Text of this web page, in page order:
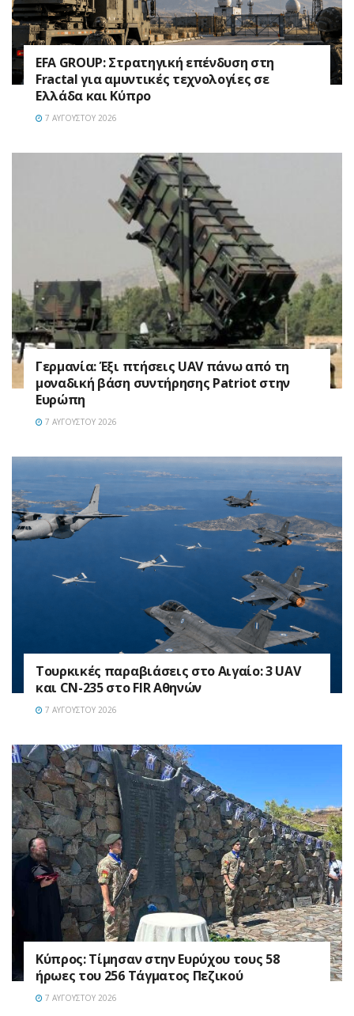
EFA GROUP: Στρατηγική επένδυση στη
Fractal για αμυντικές τεχνολογίες σε
Ελλάδα και Κύπρο
7 ΑΥΓΟΎΣΤΟΥ 2026
Γερμανία: Έξι πτήσεις UAV πάνω από τη
μοναδική βάση συντήρησης Patriot στην
Ευρώπη
7 ΑΥΓΟΎΣΤΟΥ 2026
Τουρκικές παραβιάσεις στο Αιγαίο: 3 UAV
και CN-235 στο FIR Αθηνών
7 ΑΥΓΟΎΣΤΟΥ 2026
Κύπρος: Τίμησαν στην Ευρύχου τους 58
ήρωες του 256 Τάγματος Πεζικού
7 ΑΥΓΟΎΣΤΟΥ 2026